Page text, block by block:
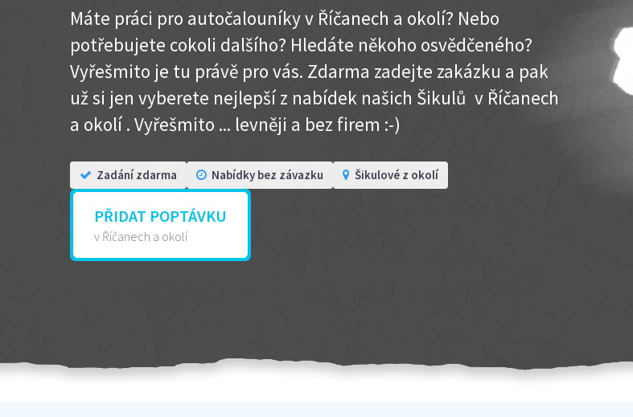
Máte práci pro autočalouníky v Říčanech a okolí? Nebo
potřebujete cokoli dalšího? Hledáte někoho osvědčeného?
Vyřešmito je tu právě pro vás. Zdarma zadejte zakázku a pak
už si jen vyberete nejlepší z nabídek našich Šikulů v Říčanech
a okolí . Vyřešmito ... levněji a bez firem :-)
Zadání zdarma Nabídky bez závazku Šikulové z okolí
PŘIDAT POPTÁVKU
v Říčanech a okolí